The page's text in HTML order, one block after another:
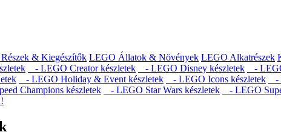
& Kiegészítők LEGO Állatok & Növények LEGO Alkatrészek
- LEGO Creator készletek - LEGO Disney készletek -
- LEGO Holiday & Event készletek - LEGO Icons készletek -
Champions készletek - LEGO Star Wars készletek - LEGO